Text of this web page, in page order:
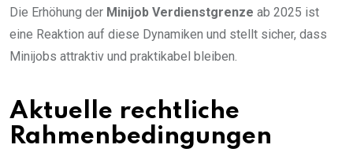
Die Erhöhung der Minijob Verdienstgrenze ab 2025 ist
eine Reaktion auf diese Dynamiken und stellt sicher, dass
Minijobs attraktiv und praktikabel bleiben.
Aktuelle rechtliche
Rahmenbedingungen